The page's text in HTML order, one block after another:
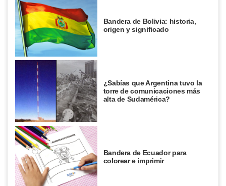
Bandera de Bolivia: historia,
origen y significado
¿Sabías que Argentina tuvo la
torre de comunicaciones más
alta de Sudamérica?
Bandera de Ecuador para
colorear e imprimir